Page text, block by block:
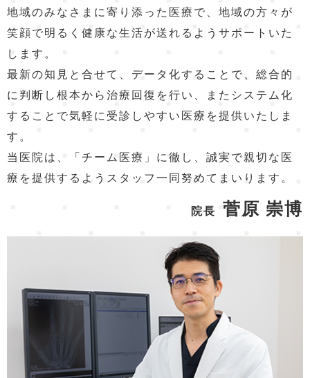
地域のみなさまに寄り添った医療で、地域の方々が
笑顔で明るく健康な生活が送れるようサポートいた
します。
最新の知見と合せて、データ化することで、総合的
に判断し根本から治療回復を行い、またシステム化
することで気軽に受診しやすい医療を提供いたしま
す。
当医院は、「チーム医療」に徹し、誠実で親切な医
療を提供するようスタッフ一同努めてまいります。
院長 菅原 崇博